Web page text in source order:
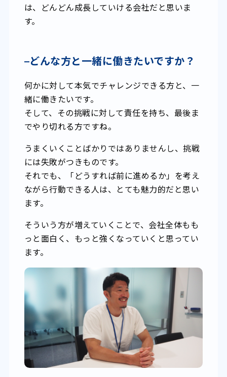
は、どんどん成長していける会社だと思いま
す。
–どんな方と一緒に働きたいですか？
何かに対して本気でチャレンジできる方と、一
緒に働きたいです。
そして、その挑戦に対して責任を持ち、最後ま
でやり切れる方ですね。
うまくいくことばかりではありませんし、挑戦
には失敗がつきものです。
それでも、「どうすれば前に進めるか」を考え
ながら行動できる人は、とても魅力的だと思い
ます。
そういう方が増えていくことで、会社全体もも
っと面白く、もっと強くなっていくと思ってい
ます。